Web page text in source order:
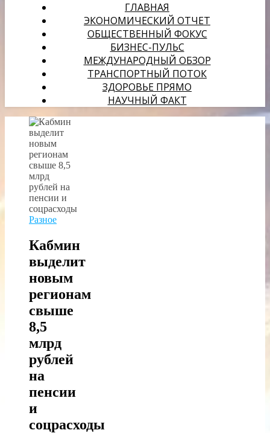
ГЛАВНАЯ
ЭКОНОМИЧЕСКИЙ ОТЧЕТ
ОБЩЕСТВЕННЫЙ ФОКУС
БИЗНЕС-ПУЛЬС
МЕЖДУНАРОДНЫЙ ОБЗОР
ТРАНСПОРТНЫЙ ПОТОК
ЗДОРОВЬЕ ПРЯМО
НАУЧНЫЙ ФАКТ
Разное
Кабмин
выделит
новым
регионам
свыше
8,5
млрд
рублей
на
пенсии
и
соцрасходы